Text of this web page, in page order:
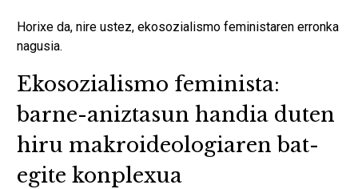
Horixe da, nire ustez, ekosozialismo feministaren erronka
nagusia.
Ekosozialismo feminista:
barne-aniztasun handia duten
hiru makroideologiaren bat-
egite konplexua